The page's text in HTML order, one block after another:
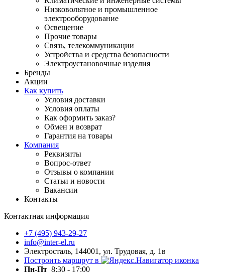
Низковольтное и промышленное
электрооборудование
Освещение
Прочие товары
Связь, телекоммуникации
Устройства и средства безопасности
Электроустановочные изделия
Бренды
Акции
Как купить
Условия доставки
Условия оплаты
Как оформить заказ?
Обмен и возврат
Гарантия на товары
Компания
Реквизиты
Вопрос-ответ
Отзывы о компании
Статьи и новости
Вакансии
Контакты
Контактная информация
+7 (495) 943-29-27
info@inter-el.ru
Электросталь, 144001, ул. Трудовая, д. 1в
Построить маршрут в
Пн-Пт 8:30 - 17:00